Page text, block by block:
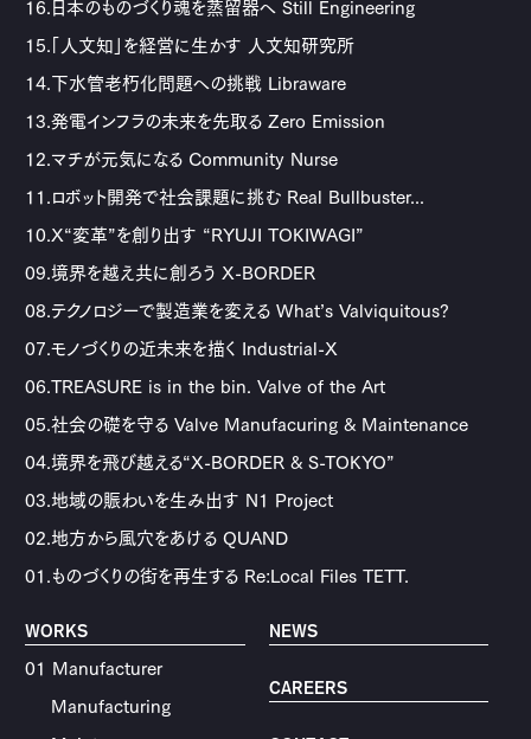
16.日本のものづくり魂を蒸留器へ Still Engineering
15.「人文知」を経営に生かす 人文知研究所
14.下水管老朽化問題への挑戦 Libraware
13.発電インフラの未来を先取る Zero Emission
12.マチが元気になる Community Nurse
11.ロボット開発で社会課題に挑む Real Bullbuster...
10.X“変革”を創り出す “RYUJI TOKIWAGI”
09.境界を越え共に創ろう X-BORDER
08.テクノロジーで製造業を変える What’s Valviquitous?
07.モノづくりの近未来を描く Industrial-X
06.TREASURE is in the bin. Valve of the Art
05.社会の礎を守る Valve Manufacuring & Maintenance
04.境界を飛び越える“X-BORDER & S-TOKYO”
03.地域の賑わいを生み出す N1 Project
02.地方から風穴をあける QUAND
01.ものづくりの街を再生する Re:Local Files TETT.
WORKS
01 Manufacturer
Manufacturing
NEWS
CAREERS